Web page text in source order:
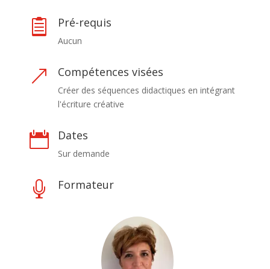
 Pré-requis
Aucun
& Compétences visées
Créer des séquences didactiques en intégrant
l'écriture créative
 Dates
Sur demande
 Formateur